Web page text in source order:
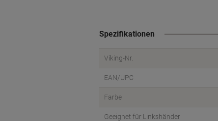
Spezifikationen
Viking-Nr.
EAN/UPC
Farbe
Geeignet für Linkshänder